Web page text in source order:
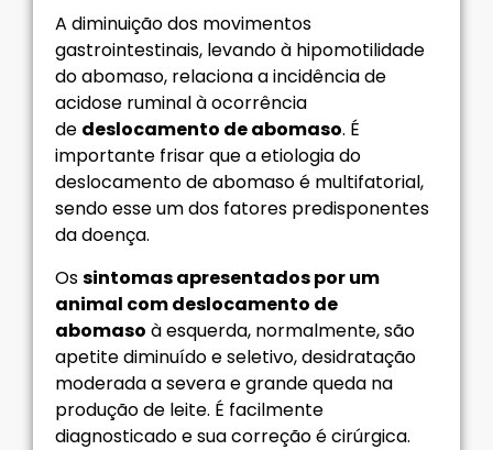
A diminuição dos movimentos
gastrointestinais, levando à hipomotilidade
do abomaso, relaciona a incidência de
acidose ruminal à ocorrência
de deslocamento de abomaso. É
importante frisar que a etiologia do
deslocamento de abomaso é multifatorial,
sendo esse um dos fatores predisponentes
da doença.
Ossintomas apresentados por um
animal com deslocamento de
abomaso à esquerda, normalmente, são
apetite diminuído e seletivo, desidratação
moderada a severa e grande queda na
produção de leite. É facilmente
diagnosticado e sua correção é cirúrgica.